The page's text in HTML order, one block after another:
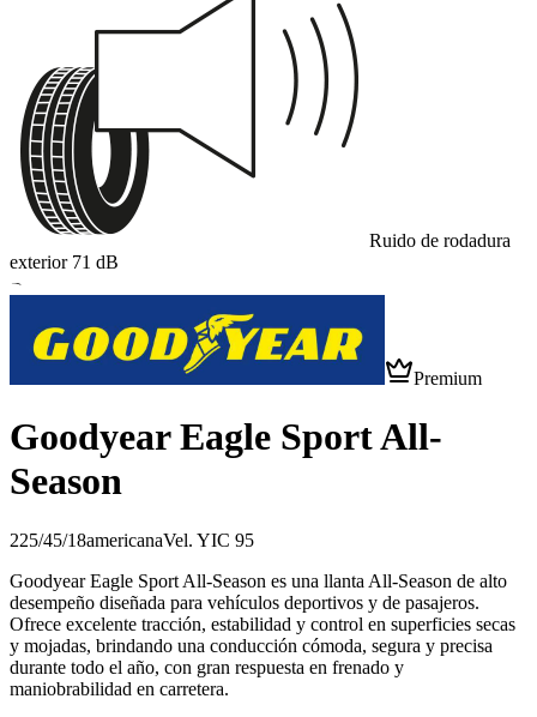
Ruido de rodadura
exterior 71 dB
B
Premium
Goodyear Eagle Sport All-
Season
225/45/18americanaVel. YIC 95
Goodyear Eagle Sport All-Season es una llanta All-Season de alto
desempeño diseñada para vehículos deportivos y de pasajeros.
Ofrece excelente tracción, estabilidad y control en superficies secas
y mojadas, brindando una conducción cómoda, segura y precisa
durante todo el año, con gran respuesta en frenado y
maniobrabilidad en carretera.